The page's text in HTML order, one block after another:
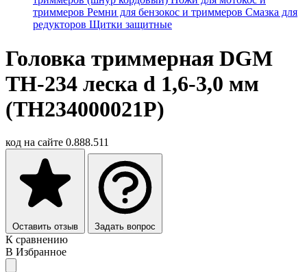
триммеров Ремни для бензокос и триммеров Смазка для
редукторов Щитки защитные
Головка триммерная DGM
TH-234 леска d 1,6-3,0 мм
(TH234000021P)
код на сайте 0.888.511
Оставить отзыв Задать вопрос
К сравнению
В Избранное